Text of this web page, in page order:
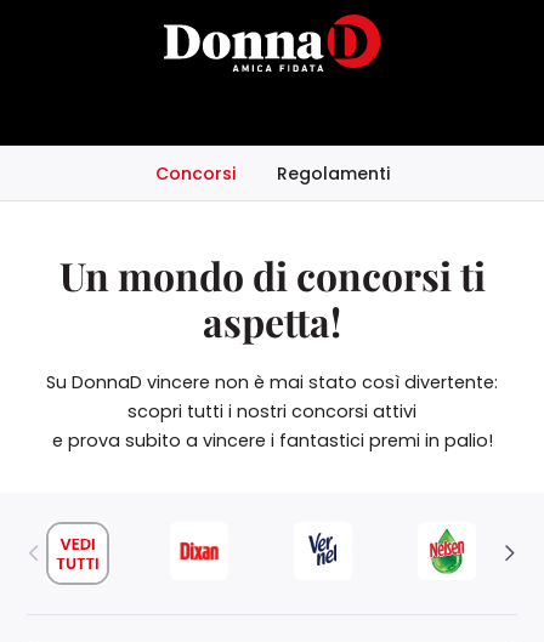
Concorsi Regolamenti
Un mondo di concorsi ti
aspetta!
Su DonnaD vincere non è mai stato così divertente:
scopri tutti i nostri concorsi attivi
e prova subito a vincere i fantastici premi in palio!